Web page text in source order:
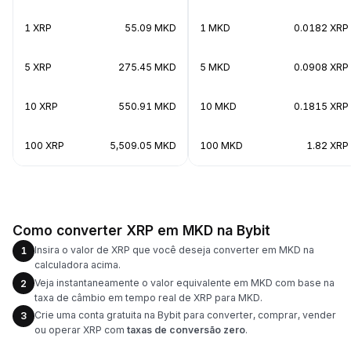
1 XRP 55.09 MKD
5 XRP 275.45 MKD
10 XRP 550.91 MKD
100 XRP 5,509.05 MKD
1 MKD 0.0182 XRP
5 MKD 0.0908 XRP
10 MKD 0.1815 XRP
100 MKD 1.82 XRP
Como converter XRP em MKD na Bybit
1
Insira o valor de XRP que você deseja converter em MKD na
calculadora acima.
2
Veja instantaneamente o valor equivalente em MKD com base na
taxa de câmbio em tempo real de XRP para MKD.
3
Crie uma conta gratuita na Bybit para converter, comprar, vender
ou operar XRP com taxas de conversão zero.